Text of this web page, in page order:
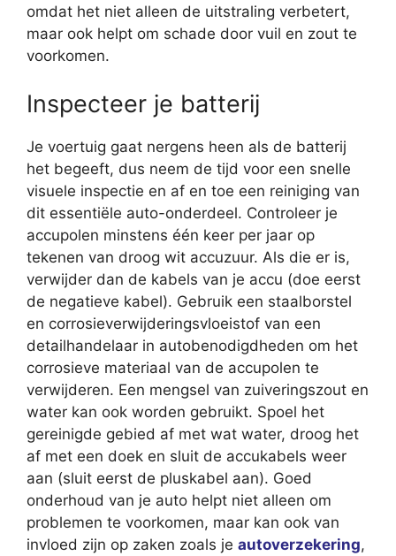
omdat het niet alleen de uitstraling verbetert,
maar ook helpt om schade door vuil en zout te
voorkomen.
Inspecteer je batterij
Je voertuig gaat nergens heen als de batterij
het begeeft, dus neem de tijd voor een snelle
visuele inspectie en af en toe een reiniging van
dit essentiële auto-onderdeel. Controleer je
accupolen minstens één keer per jaar op
tekenen van droog wit accuzuur. Als die er is,
verwijder dan de kabels van je accu (doe eerst
de negatieve kabel). Gebruik een staalborstel
en corrosieverwijderingsvloeistof van een
detailhandelaar in autobenodigdheden om het
corrosieve materiaal van de accupolen te
verwijderen. Een mengsel van zuiveringszout en
water kan ook worden gebruikt. Spoel het
gereinigde gebied af met wat water, droog het
af met een doek en sluit de accukabels weer
aan (sluit eerst de pluskabel aan). Goed
onderhoud van je auto helpt niet alleen om
problemen te voorkomen, maar kan ook van
invloed zijn op zaken zoals je autoverzekering,